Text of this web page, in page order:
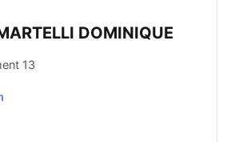
DOMINIQUE
13